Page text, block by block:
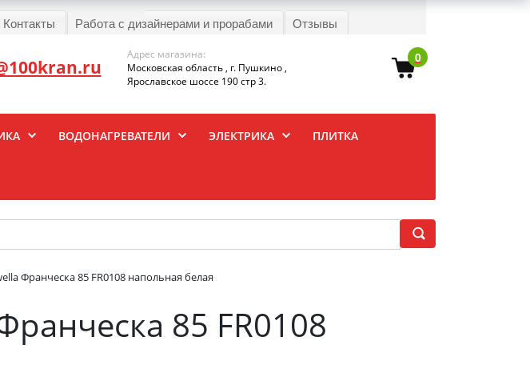
Контакты Работа с дизайнерами и прорабами Отзывы
0
Адрес магазина:
Московская область , г. Пушкино ,
Ярославское шоссе 190 стр 3.
ВОДОНАГРЕВАТЕЛИ ЭЛЕКТРИКА ПЛИТКА
Франческа 85 FR0108 напольная белая
85 FR0108